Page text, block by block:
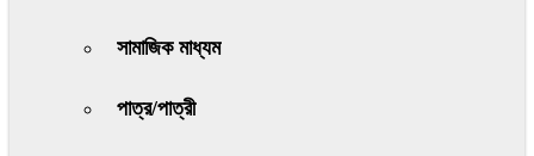
সামাজিক মাধ্যম
পাত্র/পাত্রী